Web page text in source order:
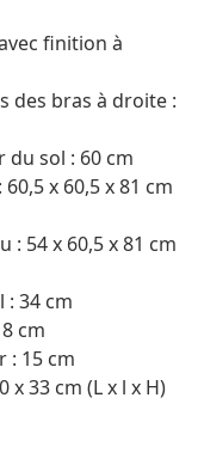
finition à
des bras à droite :
sol : 60 cm
x 60,5 x 81 cm
: 54 x 60,5 x 81 cm
34 cm
cm
: 15 cm
x 33 cm (L x l x H)